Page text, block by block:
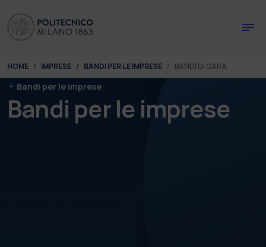
You are here:
HOME IMPRESE BANDI PER LE IMPRESE BANDI DI GARA
Bandi per le imprese
Bandi per le imprese